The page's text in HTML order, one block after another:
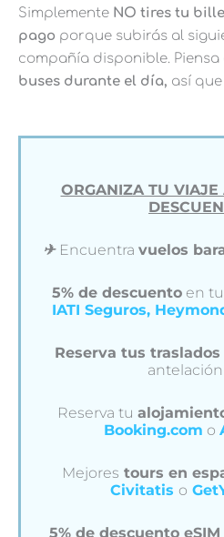
Simplemente NO tires tu
pago porque subirás al
compañía disponible. Piensa
buses durante el día, así
ORGANIZA TU
✈︎ Encuentra vuelos
5% de descuento en
IATI Seguros,
Reserva tus traslados
antelación
Reserva tu
Booking.com o
Mejores tours en
Civitatis o
5% de descuento